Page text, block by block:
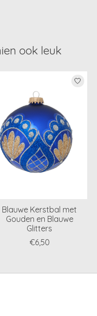
ook leuk
Blauwe Kerstbal met
Gouden en Blauwe
Glitters
€6,50